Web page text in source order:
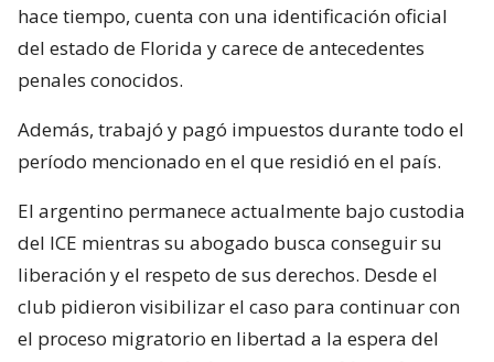
hace tiempo, cuenta con una identificación oficial
del estado de Florida y carece de antecedentes
penales conocidos.
Además, trabajó y pagó impuestos durante todo el
período mencionado en el que residió en el país.
El argentino permanece actualmente bajo custodia
del ICE mientras su abogado busca conseguir su
liberación y el respeto de sus derechos. Desde el
club pidieron visibilizar el caso para continuar con
el proceso migratorio en libertad a la espera del